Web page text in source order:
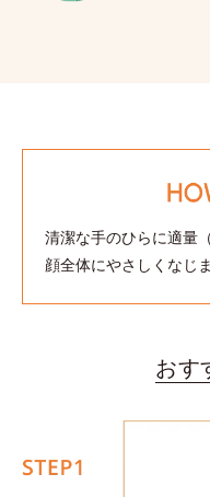
清潔な手のひらに適量
顔全体にやさしくなじ
おす